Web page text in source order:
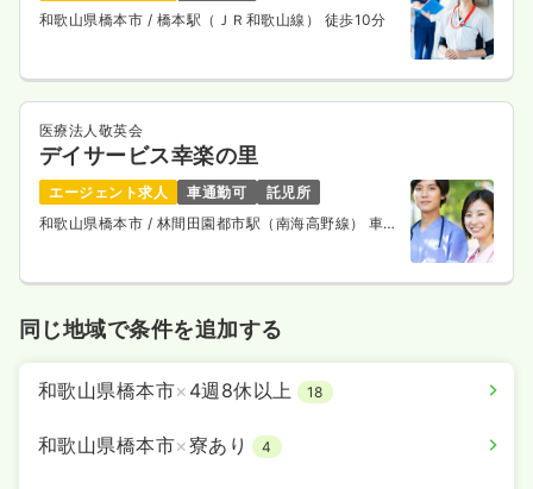
和歌山県橋本市 / 橋本駅（ＪＲ和歌山線） 徒歩10分
医療法人敬英会
デイサービス幸楽の里
エージェント求人 車通勤可
託児所
和歌山県橋本市 / 林間田園都市駅（南海高野線） 車12
同じ地域で条件を追加する
和歌山県橋本市× 4週8休以上 18
和歌山県橋本市×寮あり 4